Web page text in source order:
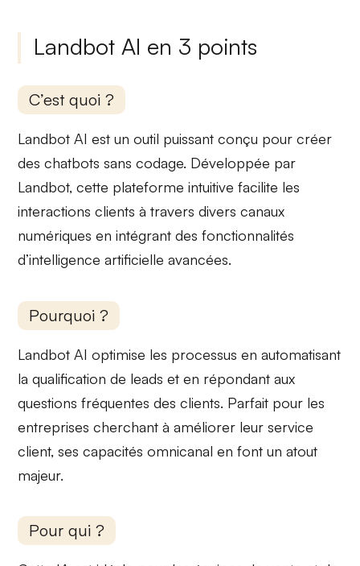
Landbot AI en 3 points
C’est quoi ?
Landbot AI est unoutil puissant conçu pour créer
des chatbots sans codage. Développée par
Landbot, cette plateforme intuitive facilite les
interactions clients à travers divers canaux
numériques en intégrant des fonctionnalités
d’intelligence artificielle avancées.
Pourquoi ?
Landbot AIoptimise les processus en automatisant
la qualification de leads et en répondant aux
questions fréquentes des clients. Parfait pour les
entreprises cherchant à améliorer leur service
client, sescapacités omnicanal en font un atout
majeur.
Pour qui ?